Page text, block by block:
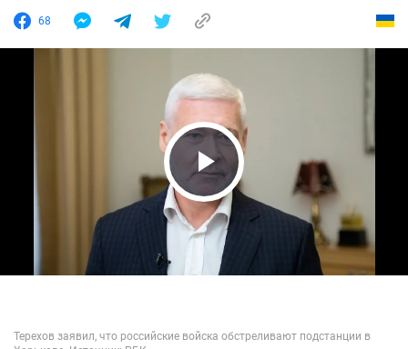
68
Play Video